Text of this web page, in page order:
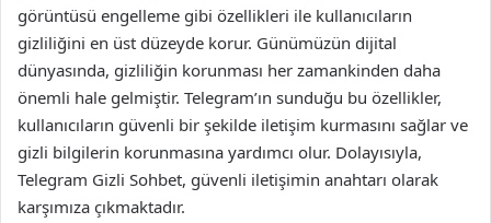
görüntüsü engelleme gibi özellikleri ile kullanıcıların
gizliliğini en üst düzeyde korur. Günümüzün dijital
dünyasında, gizliliğin korunması her zamankinden daha
önemli hale gelmiştir. Telegram’ın sunduğu bu özellikler,
kullanıcıların güvenli bir şekilde iletişim kurmasını sağlar ve
gizli bilgilerin korunmasına yardımcı olur. Dolayısıyla,
Telegram Gizli Sohbet, güvenli iletişimin anahtarı olarak
karşımıza çıkmaktadır.